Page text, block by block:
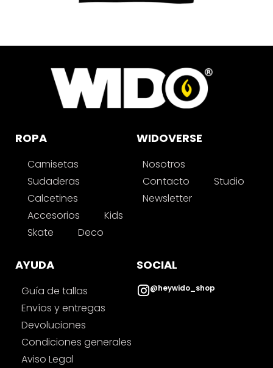
ROPA
Camisetas
Sudaderas
Calcetines
Accesorios
Kids
Skate
Deco
WIDOVERSE
Nosotros
Contacto
Studio
Newsletter
AYUDA
Guía de tallas
Envíos y entregas
Devoluciones
Condiciones generales
Aviso Legal
SOCIAL
@heywido_shop